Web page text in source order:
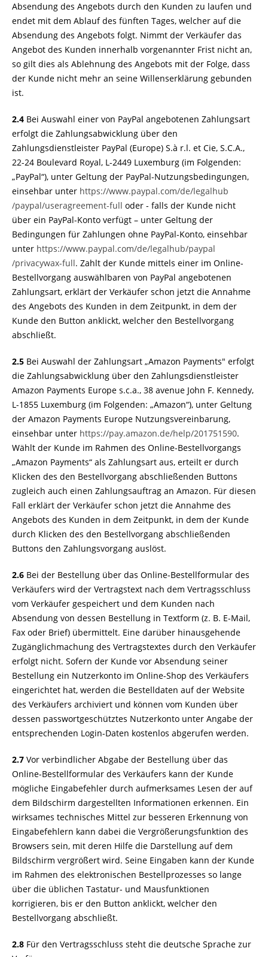
Absendung des Angebots durch den Kunden zu laufen und
endet mit dem Ablauf des fünften Tages, welcher auf die
Absendung des Angebots folgt. Nimmt der Verkäufer das
Angebot des Kunden innerhalb vorgenannter Frist nicht an,
so gilt dies als Ablehnung des Angebots mit der Folge, dass
der Kunde nicht mehr an seine Willenserklärung gebunden
ist.
2.4 Bei Auswahl einer von PayPal angebotenen Zahlungsart
erfolgt die Zahlungsabwicklung über den
Zahlungsdienstleister PayPal (Europe) S.à r.l. et Cie, S.C.A.,
22-24 Boulevard Royal, L-2449 Luxemburg (im Folgenden:
„PayPal“), unter Geltung der PayPal-Nutzungsbedingungen,
einsehbar unter https://www.paypal.com/de/legalhub
/paypal/useragreement-full oder - falls der Kunde nicht
über ein PayPal-Konto verfügt – unter Geltung der
Bedingungen für Zahlungen ohne PayPal-Konto, einsehbar
unter https://www.paypal.com/de/legalhub/paypal
/privacywax-full. Zahlt der Kunde mittels einer im Online-
Bestellvorgang auswählbaren von PayPal angebotenen
Zahlungsart, erklärt der Verkäufer schon jetzt die Annahme
des Angebots des Kunden in dem Zeitpunkt, in dem der
Kunde den Button anklickt, welcher den Bestellvorgang
abschließt.
2.5 Bei Auswahl der Zahlungsart „Amazon Payments" erfolgt
die Zahlungsabwicklung über den Zahlungsdienstleister
Amazon Payments Europe s.c.a., 38 avenue John F. Kennedy,
L-1855 Luxemburg (im Folgenden: „Amazon“), unter Geltung
der Amazon Payments Europe Nutzungsvereinbarung,
einsehbar unter https://pay.amazon.de/help/201751590.
Wählt der Kunde im Rahmen des Online-Bestellvorgangs
„Amazon Payments“ als Zahlungsart aus, erteilt er durch
Klicken des den Bestellvorgang abschließenden Buttons
zugleich auch einen Zahlungsauftrag an Amazon. Für diesen
Fall erklärt der Verkäufer schon jetzt die Annahme des
Angebots des Kunden in dem Zeitpunkt, in dem der Kunde
durch Klicken des den Bestellvorgang abschließenden
Buttons den Zahlungsvorgang auslöst.
2.6 Bei der Bestellung über das Online-Bestellformular des
Verkäufers wird der Vertragstext nach dem Vertragsschluss
vom Verkäufer gespeichert und dem Kunden nach
Absendung von dessen Bestellung in Textform (z. B. E-Mail,
Fax oder Brief) übermittelt. Eine darüber hinausgehende
Zugänglichmachung des Vertragstextes durch den Verkäufer
erfolgt nicht. Sofern der Kunde vor Absendung seiner
Bestellung ein Nutzerkonto im Online-Shop des Verkäufers
eingerichtet hat, werden die Bestelldaten auf der Website
des Verkäufers archiviert und können vom Kunden über
dessen passwortgeschütztes Nutzerkonto unter Angabe der
entsprechenden Login-Daten kostenlos abgerufen werden.
2.7 Vor verbindlicher Abgabe der Bestellung über das
Online-Bestellformular des Verkäufers kann der Kunde
mögliche Eingabefehler durch aufmerksames Lesen der auf
dem Bildschirm dargestellten Informationen erkennen. Ein
wirksames technisches Mittel zur besseren Erkennung von
Eingabefehlern kann dabei die Vergrößerungsfunktion des
Browsers sein, mit deren Hilfe die Darstellung auf dem
Bildschirm vergrößert wird. Seine Eingaben kann der Kunde
im Rahmen des elektronischen Bestellprozesses so lange
über die üblichen Tastatur- und Mausfunktionen
korrigieren, bis er den Button anklickt, welcher den
Bestellvorgang abschließt.
2.8 Für den Vertragsschluss steht die deutsche Sprache zur